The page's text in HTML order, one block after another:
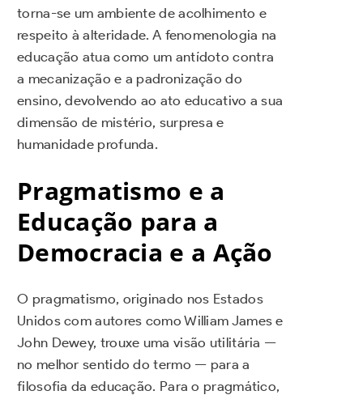
torna-se um ambiente de acolhimento e
respeito à alteridade. A fenomenologia na
educação atua como um antídoto contra
a mecanização e a padronização do
ensino, devolvendo ao ato educativo a sua
dimensão de mistério, surpresa e
humanidade profunda.
Pragmatismo e a
Educação para a
Democracia e a Ação
O pragmatismo, originado nos Estados
Unidos com autores como William James e
John Dewey, trouxe uma visão utilitária —
no melhor sentido do termo — para a
filosofia da educação. Para o pragmático,